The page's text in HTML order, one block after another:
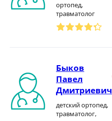
ортопед,
травматолог
Быков
Павел
Дмитриевич
детский ортопед,
травматолог,